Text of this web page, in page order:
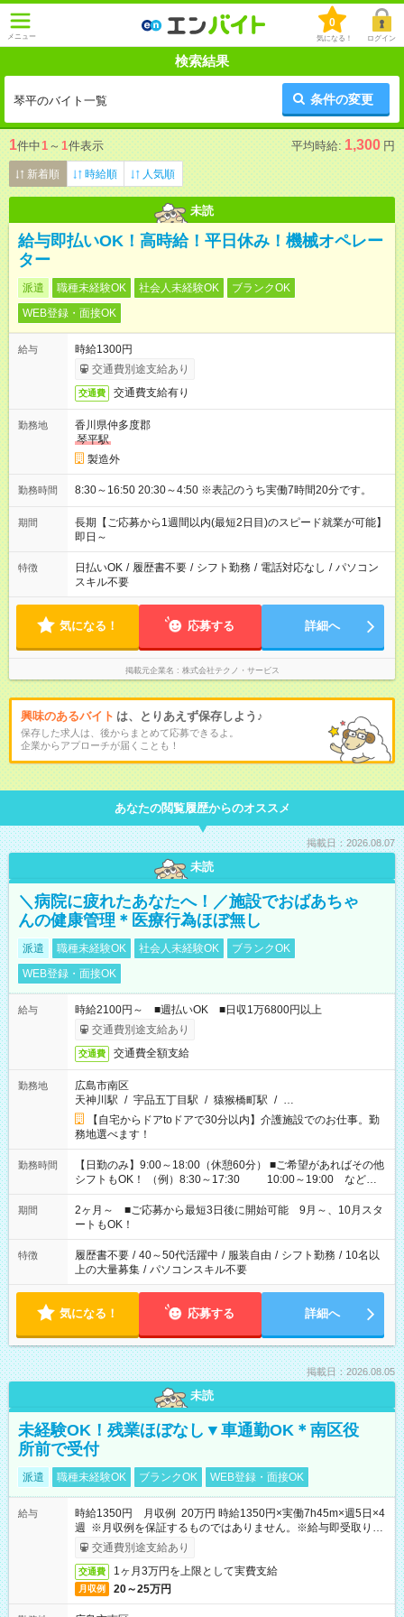
メニュー
0
気になる！ ログイン
検索結果
琴平のバイト一覧 条件の変更
1件中1 ～ 1件表示 平均時給: 1,300 円
新着順 時給順 人気順
未読
給与即払いOK！高時給！平日休み！機械オペレー
ター
派遣 職種未経験OK 社会人未経験OK
ブランクOK
WEB登録・面接OK
給与
時給1300円
交通費別途支給あり
交通費 交通費支給有り
勤務地
香川県仲多度郡
琴平駅
製造外
勤務時間 8:30～16:50 20:30～4:50 ※表記のうち実働7時間20分です。
期間
長期【ご応募から1週間以内(最短2日目)のスピード就業が可能】
即日～
特徴 日払いOK / 履歴書不要 / シフト勤務 / 電話対応なし / パソコン
スキル不要
気になる！ 応募する 詳細へ
掲載元企業名 株式会社テクノ・サービス
興味のあるバイト は、とりあえず保存しよう♪
保存した求人は、後からまとめて応募できるよ。
企業からアプローチが届くことも！
あなたの閲覧履歴からのオススメ
掲載日：2026.08.07
未読
＼病院に疲れたあなたへ！／施設でおばあちゃ
んの健康管理＊医療行為ほぼ無し
派遣 職種未経験OK 社会人未経験OK
ブランクOK
WEB登録・面接OK
給与
時給2100円～ ■週払いOK ■日収1万6800円以上
交通費別途支給あり
交通費 交通費全額支給
勤務地
広島市南区
天神川駅 / 宇品五丁目駅 / 猿猴橋町駅 / …
【自宅からドアtoドアで30分以内】介護施設でのお仕事。勤
務地選べます！
勤務時間
【日勤のみ】9:00～18:00（休憩60分） ■ご希望があればその他
シフトもOK！ （例）8:30～17:30 10:00～19:00 など
「家族とお休みを合わせたい」 「できれば残業はしたくない」
など、あなたのご希望に沿ったお仕事をご紹介します！ ※Wワ
ーク希望の方へ 今ご覧のお仕事で希望する勤務時間と、もう1つ
のお仕事の勤務時間。 合計で週40時間を超える場合は応募でき
ません
期間
2ヶ月～ ■ご応募から最短3日後に開始可能 9月～、10月スタ
ートもOK！
特徴 履歴書不要 / 40～50代活躍中 / 服装自由 / シフト勤務 / 10名以
上の大量募集 / パソコンスキル不要
気になる！ 応募する 詳細へ
掲載日：2026.08.05
未読
未経験OK！残業ほぼなし▼車通勤OK＊南区役
所前で受付
派遣 職種未経験OK ブランクOK WEB登録・面接OK
給与
時給1350円 月収例 20万円 時給1350円×実働7h45m×週5日×4
週 ※月収例を保証するものではありません。※給与即受取りサ
ービス利用可（利用条件有）
交通費別途支給あり
交通費 1ヶ月3万円を上限として実費支給
月収例 20～25万円